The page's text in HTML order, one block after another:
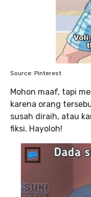
Source: Pinterest
Mohon maaf, tapi
karena orang
susah diraih, atau
fiksi. Hayoloh!